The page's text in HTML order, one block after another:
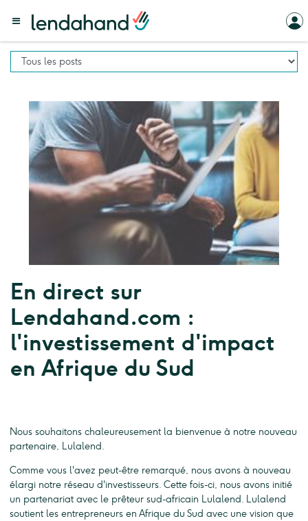
En direct sur
Lendahand.com :
l'investissement d'impact
en Afrique du Sud
Nous souhaitons chaleureusement la bienvenue à notre nouveau
partenaire, Lulalend.
Comme vous l'avez peut-être remarqué, nous avons à nouveau
élargi notre réseau d'investisseurs. Cette fois-ci, nous avons initié
un partenariat avec le prêteur sud-africain Lulalend. Lulalend
soutient les entrepreneurs en Afrique du Sud avec une vision que